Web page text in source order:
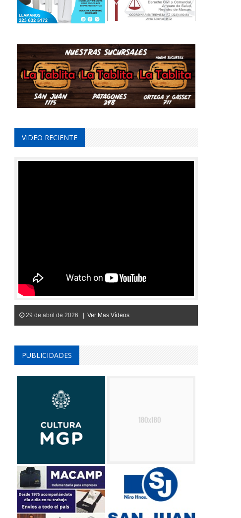
VIDEO RECIENTE
29 de abril de 2026 | Ver Mas Vídeos
PUBLICIDADES